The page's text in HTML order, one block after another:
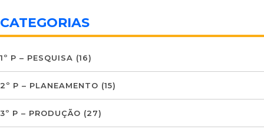
CATEGORIAS
1º P – PESQUISA (16)
2º P – PLANEAMENTO (15)
3º P – PRODUÇÃO (27)